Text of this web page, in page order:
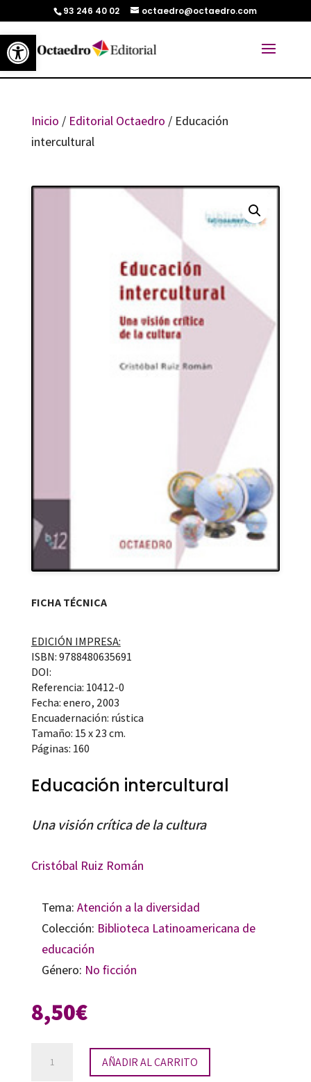
Abrir barra de herramientas
93 246 40 02 octaedro@octaedro.com
Inicio / Editorial Octaedro / Educación
intercultural
FICHA TÉCNICA
EDICIÓN IMPRESA:
ISBN: 9788480635691
DOI:
Referencia: 10412-0
Fecha: enero, 2003
Encuadernación: rústica
Tamaño: 15 x 23 cm.
Páginas: 160
Educación intercultural
Una visión crítica de la cultura
Cristóbal Ruiz Román
Tema: Atención a la diversidad
Colección: Biblioteca Latinoamericana de
educación
Género: No ficción
8,50€
intercultural
AÑADIR AL CARRITO